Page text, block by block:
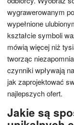
wygrawerowanym
wypełnione
kształcie symboli
mówią więcej niż
tworząc
czynniki wpływają
jak zaprojektować
najlepszych ofert.
Jakie są